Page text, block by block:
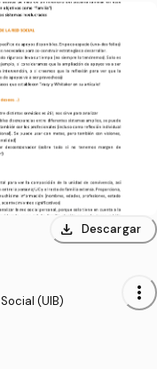
download Descargar
(UIB) more_vert